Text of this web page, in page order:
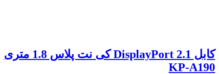
کابل 2.1 DisplayPort کی نت پلاس 1.8 متری
KP-A190